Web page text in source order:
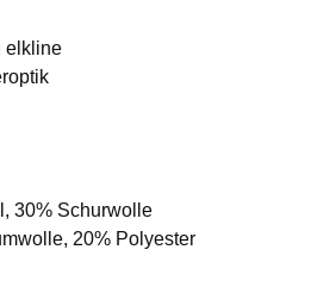
elkline
30% Schurwolle
20% Polyester